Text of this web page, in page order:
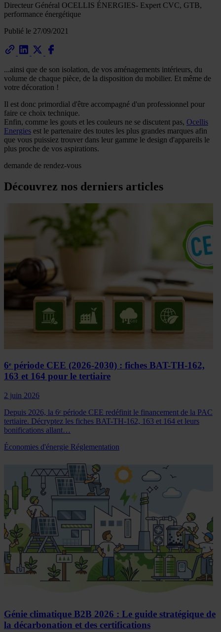
Directeur Général OCELLIS ÉNERGIES- Expert CVC, GTB,
performance énergétique
Publié le 27/09/2021
...ainsi que de son isolation, de vos aménagements intérieurs, du
volume de chaque pièce, de la disposition du mobilier. Et même de
votre décoration !
Il est donc primordial d'être accompagné d'un professionnel pour
faire ce choix technique.
Enfin, comme les gouts et les couleurs ne se discutent pas, Ocellis
Energies est le partenaire des toutes les plus grandes marques afin
que vous puissiez trouver dans leur gamme le design d'appareils le
plus proche de vos aspirations.
demande de rendez-vous
Découvrez nos derniers articles
6ᵉ période CEE (2026-2030) : fiches BAT-TH-162,
163 et 164 pour le tertiaire
2 juin 2026
Depuis 2026, la 6ᵉ période CEE redéfinit le financement de la PAC
tertiaire. Décryptez les fiches BAT-TH-162, 163 et 164 et leurs
bonifications allant…
Économies d'énergie Réglementation
Génie climatique B2B 2026 : Le guide stratégique de
la décarbonation et des certifications